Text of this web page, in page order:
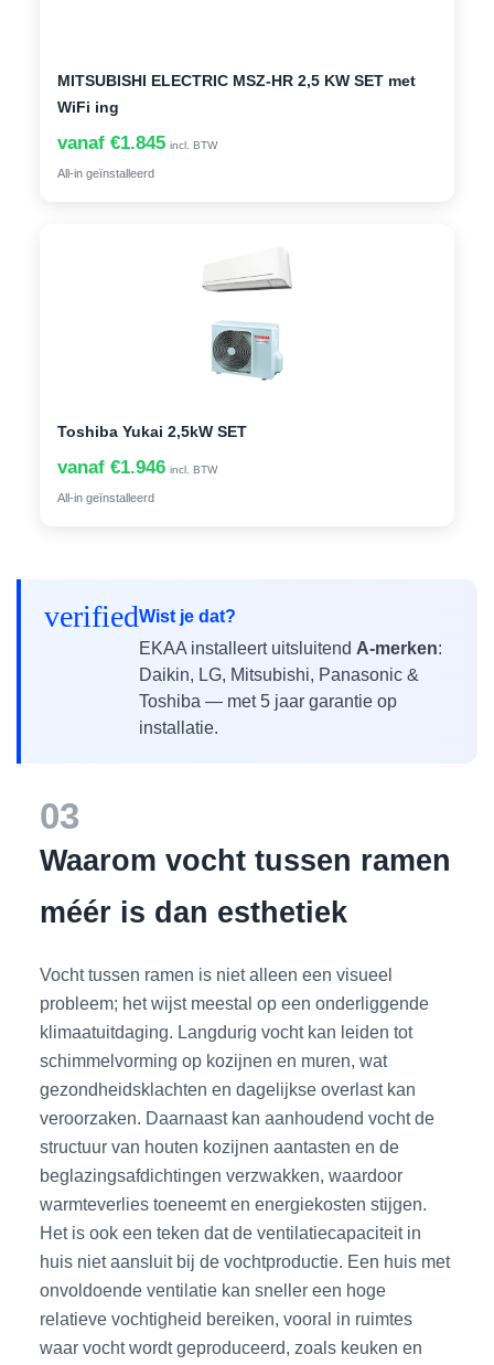
MITSUBISHI ELECTRIC MSZ-HR 2,5 KW SET met
WiFi ing
vanaf €1.845 incl. BTW
All-in geïnstalleerd
Toshiba Yukai 2,5kW SET
vanaf €1.946 incl. BTW
All-in geïnstalleerd
verifiedWist je dat?
EKAA installeert uitsluitend A-merken:
Daikin, LG, Mitsubishi, Panasonic &
Toshiba — met 5 jaar garantie op
installatie.
03
Waarom vocht tussen ramen
méér is dan esthetiek
Vocht tussen ramen is niet alleen een visueel
probleem; het wijst meestal op een onderliggende
klimaatuitdaging. Langdurig vocht kan leiden tot
schimmelvorming op kozijnen en muren, wat
gezondheidsklachten en dagelijkse overlast kan
veroorzaken. Daarnaast kan aanhoudend vocht de
structuur van houten kozijnen aantasten en de
beglazingsafdichtingen verzwakken, waardoor
warmteverlies toeneemt en energiekosten stijgen.
Het is ook een teken dat de ventilatiecapaciteit in
huis niet aansluit bij de vochtproductie. Een huis met
onvoldoende ventilatie kan sneller een hoge
relatieve vochtigheid bereiken, vooral in ruimtes
waar vocht wordt geproduceerd, zoals keuken en